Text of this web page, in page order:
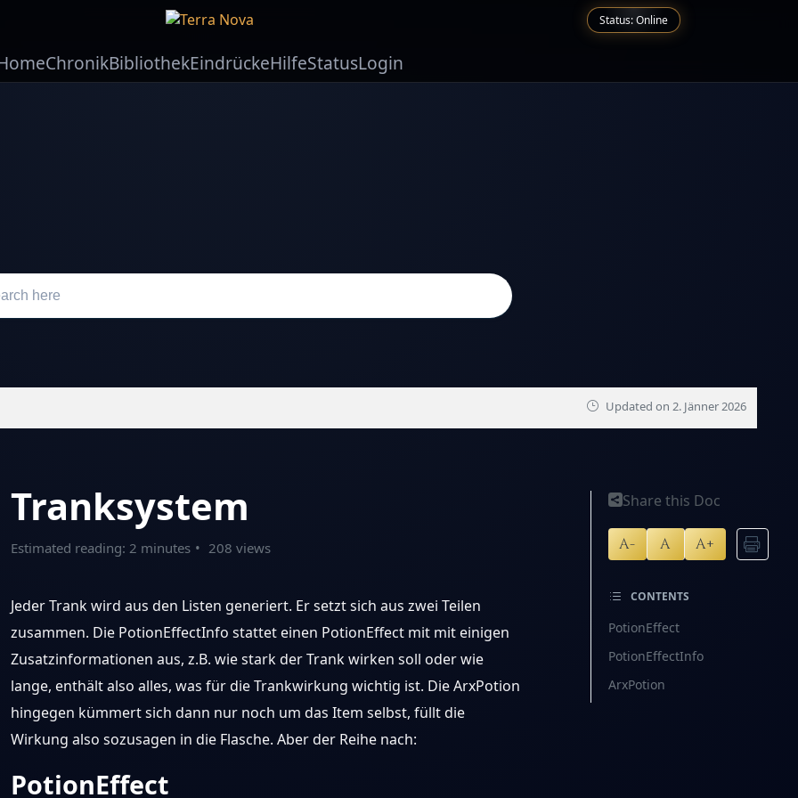
Status: Online
ChronikBibliothekEindrückeHilfeStatusLogin
Updated on 2. Jänner 2026
Tranksystem
Estimated reading: 2 minutes 208 views
Jeder Trank wird aus den Listen generiert. Er setzt sich aus zwei Teilen
zusammen. Die PotionEffectInfo stattet einen PotionEffect mit mit einigen
Zusatzinformationen aus, z.B. wie stark der Trank wirken soll oder wie
lange, enthält also alles, was für die Trankwirkung wichtig ist. Die ArxPotion
hingegen kümmert sich dann nur noch um das Item selbst, füllt die
Wirkung also sozusagen in die Flasche. Aber der Reihe nach:
PotionEffect
Share this Doc
A- A A+
CONTENTS
PotionEffect
PotionEffectInfo
ArxPotion